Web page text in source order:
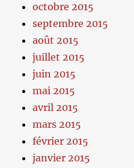
octobre 2015
septembre 2015
août 2015
juillet 2015
juin 2015
mai 2015
avril 2015
mars 2015
février 2015
janvier 2015